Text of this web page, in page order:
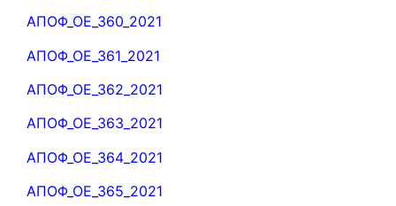
ΑΠΟΦ_ΟΕ_360_2021
ΑΠΟΦ_ΟΕ_361_2021
ΑΠΟΦ_ΟΕ_362_2021
ΑΠΟΦ_ΟΕ_363_2021
ΑΠΟΦ_ΟΕ_364_2021
ΑΠΟΦ_ΟΕ_365_2021